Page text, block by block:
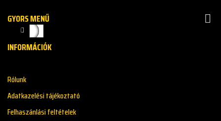
GYORS MENŰ 
INFORMÁCIÓK
Rólunk
Adatkazelési tájékoztató
Felhaszánlási feltételek